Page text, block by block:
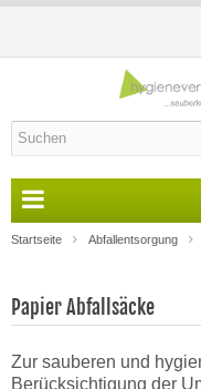
Startseite Abfallentsorgung
Papier Abfallsäcke
Zur sauberen und
Berücksichtigung der